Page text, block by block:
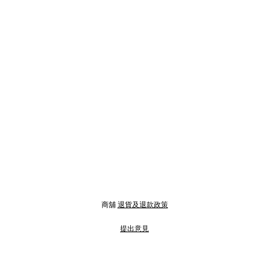
商舖 退貨及退款政策
提出意見